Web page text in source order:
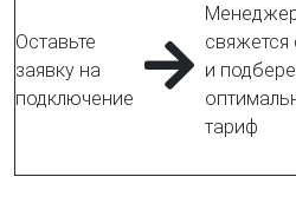
Оставьте
заявку на
подключение
свяжется
и
тариф